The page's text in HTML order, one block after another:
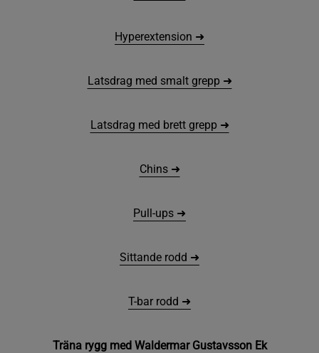
Hyperextension ➜
Latsdrag med smalt grepp ➜
Latsdrag med brett grepp ➜
Chins ➜
Pull-ups ➜
Sittande rodd ➜
T-bar rodd ➜
Träna rygg med Waldermar Gustavsson Ek